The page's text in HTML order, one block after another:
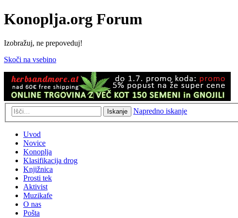
Konoplja.org Forum
Izobražuj, ne prepoveduj!
Skoči na vsebino
Iskanje Napredno iskanje
Uvod
Novice
Konoplja
Klasifikacija drog
Knjižnica
Prosti tek
Aktivist
Muzikafe
O nas
Pošta